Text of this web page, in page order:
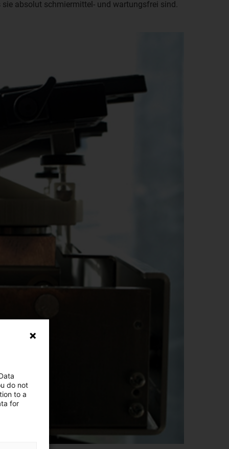
absolut schmiermittel- und wartungsfrei sind.
do not
to a
for